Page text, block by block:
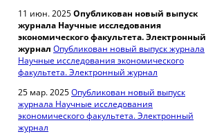
11 июн. 2025Опубликован новый выпуск
журнала Научные исследования
экономического факультета. Электронный
журнал Опубликован новый выпуск журнала
Научные исследования экономического
факультета. Электронный журнал
25 мар. 2025Опубликован новый выпуск
журнала Научные исследования
экономического факультета. Электронный
журнал